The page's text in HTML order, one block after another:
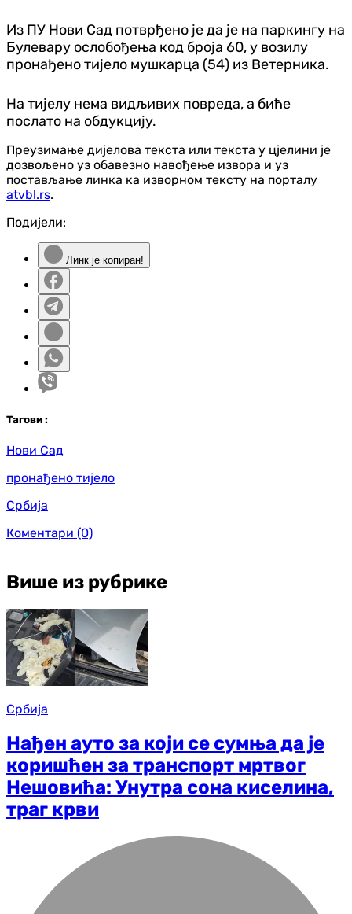
Из ПУ Нови Сад потврђено је да је на паркингу на
Булевару ослобођења код броја 60, у возилу
пронађено тијело мушкарца (54) из Ветерника.
На тијелу нема видљивих повреда, а биће
послато на обдукцију.
Преузимање дијелова текста или текста у цјелини је
дозвољено уз обавезно навођење извора и уз
постављање линка ка изворном тексту на порталу
atvbl.rs.
Подијели:
Линк је копиран!
Тагови :
Нови Сад
пронађено тијело
Србија
Коментари (0)
Више из рубрике
Србија
Нађен ауто за који се сумња да је
коришћен за транспорт мртвог
Нешовића: Унутра сона киселина,
траг крви